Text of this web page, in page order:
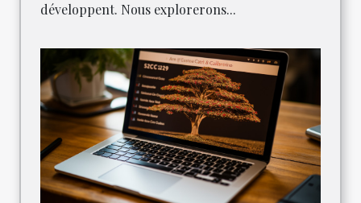
développent. Nous explorerons...